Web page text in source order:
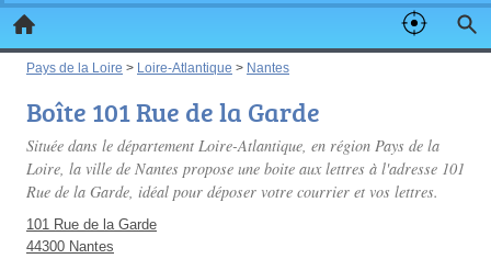
Pays de la Loire > Loire-Atlantique > Nantes
Boîte 101 Rue de la Garde
Située dans le département Loire-Atlantique, en région Pays de la
Loire, la ville de Nantes propose une boite aux lettres à l'adresse 101
Rue de la Garde, idéal pour déposer votre courrier et vos lettres.
101 Rue de la Garde
44300 Nantes